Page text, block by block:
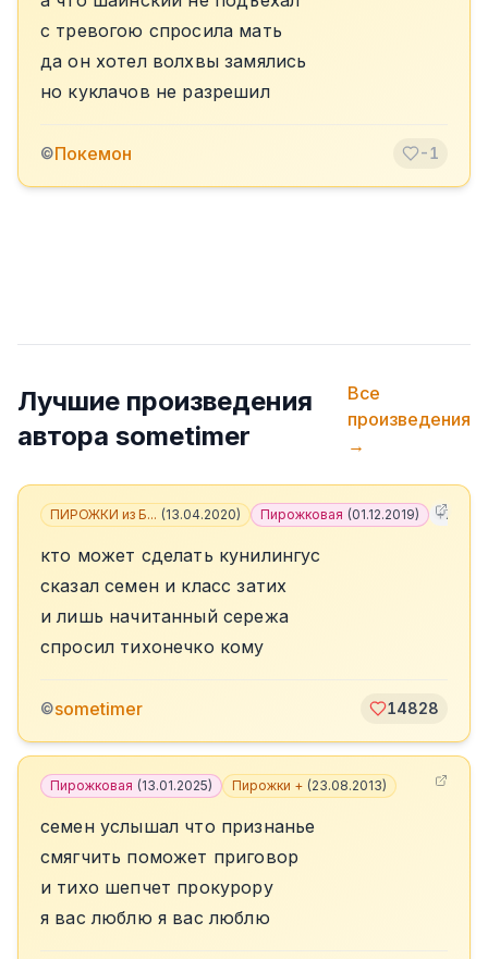
с тревогою спросила мать
да он хотел волхвы замялись
но куклачов не разрешил
©Покемон -1
Лучшие произведения
автора sometimer
Все
произведения
→
ПИРОЖКИ из Б... (13.04.2020) Пирожковая (01.12.2019) +7
кто может сделать кунилингус
сказал семен и класс затих
и лишь начитанный сережа
спросил тихонечко кому
©sometimer 14828
Пирожковая (13.01.2025) Пирожки + (23.08.2013)
семен услышал что признанье
смягчить поможет приговор
и тихо шепчет прокурору
я вас люблю я вас люблю